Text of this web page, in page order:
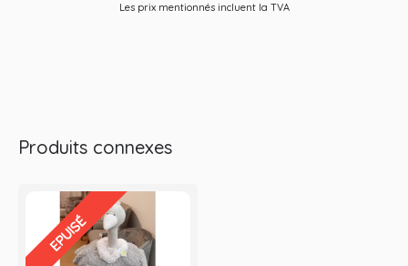
Les prix mentionnés incluent la TVA
Produits connexes
EPUISÉ